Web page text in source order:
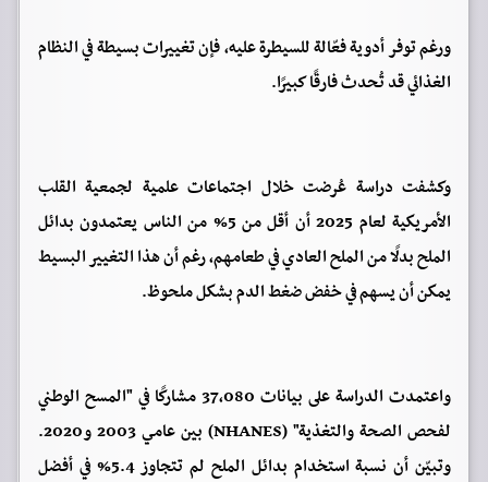
ورغم توفر أدوية فعّالة للسيطرة عليه، فإن تغييرات بسيطة في النظام
الغذائي قد تُحدث فارقًا كبيرًا.
وكشفت دراسة عُرضت خلال اجتماعات علمية لجمعية القلب
الأمريكية لعام 2025 أن أقل من 5% من الناس يعتمدون بدائل
الملح بدلًا من الملح العادي في طعامهم، رغم أن هذا التغيير البسيط
يمكن أن يسهم في خفض ضغط الدم بشكل ملحوظ.
واعتمدت الدراسة على بيانات 37,080 مشاركًا في "المسح الوطني
لفحص الصحة والتغذية" (NHANES) بين عامي 2003 و2020.
وتبيّن أن نسبة استخدام بدائل الملح لم تتجاوز 5.4% في أفضل